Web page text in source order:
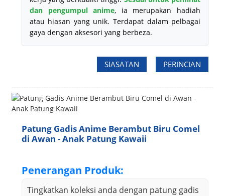
dan pengumpul anime, ia merupakan hadiah
atau hiasan yang unik. Terdapat dalam pelbagai
gaya dengan aksesori yang berbeza.
SIASATAN PERINCIAN
Patung Gadis Anime Berambut Biru Comel
di Awan - Anak Patung Kawaii
Penerangan Produk:
Tingkatkan koleksi anda dengan patung gadis